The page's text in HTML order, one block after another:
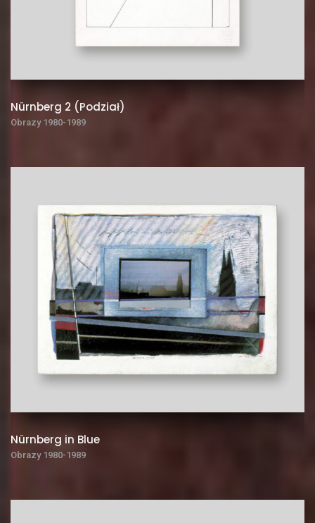
Nürnberg 2 (Podział)
Obrazy 1980-1989
Nürnberg in Blue
Obrazy 1980-1989